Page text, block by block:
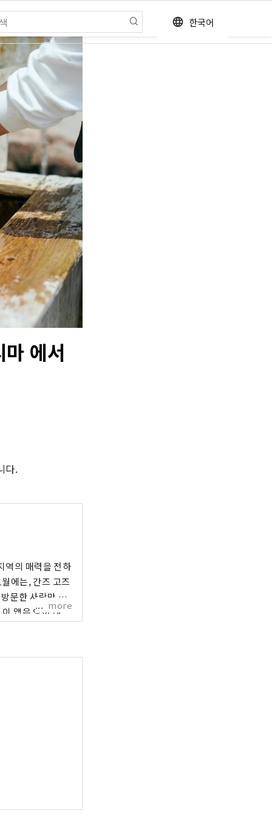
language 한국어
에서
다.
역의 매력을 전하
문한 사람만 체
more